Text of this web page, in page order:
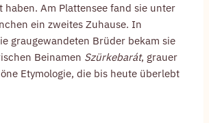
haben. Am Plattensee fand sie unter
ein zweites Zuhause. In
graugewandeten Brüder bekam sie
Beinamen Szürkebarát, grauer
Etymologie, die bis heute überlebt